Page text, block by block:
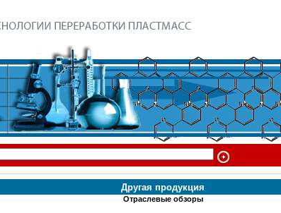
Другая продукция
Отраслевые обзоры